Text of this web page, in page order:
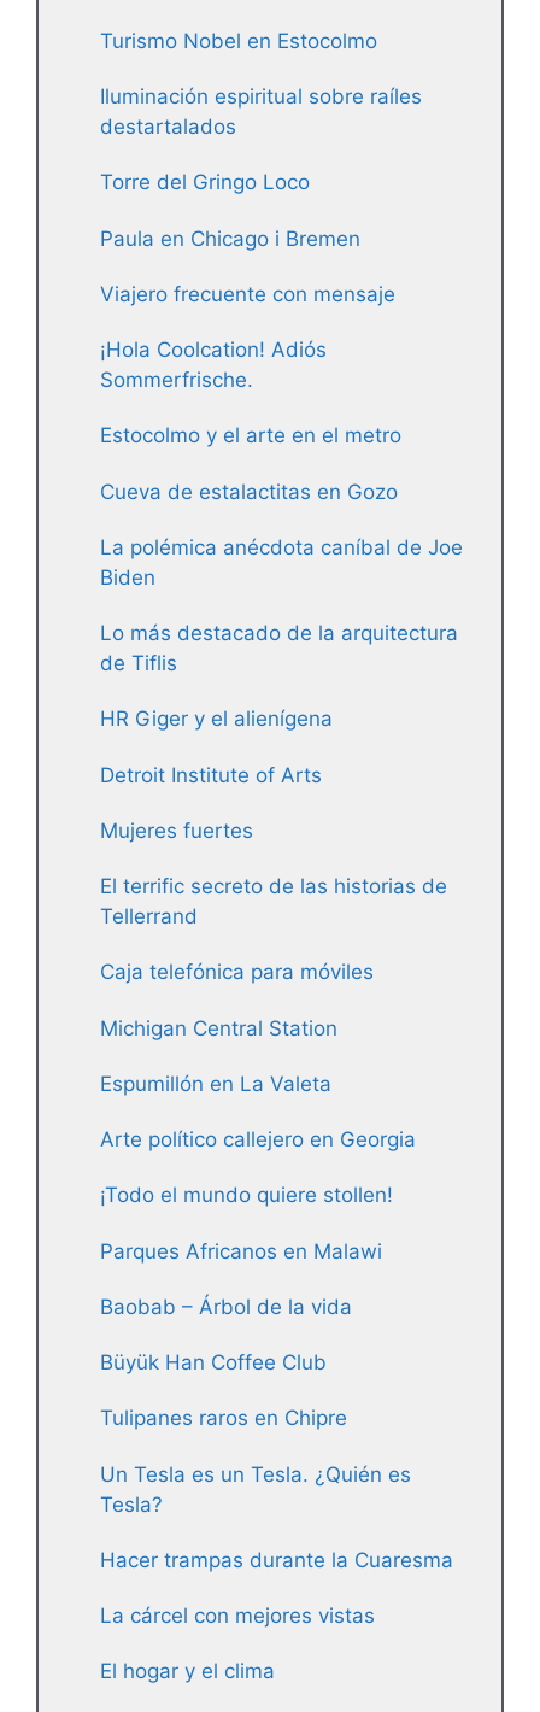
Turismo Nobel en Estocolmo
Iluminación espiritual sobre raíles
destartalados
Torre del Gringo Loco
Paula en Chicago i Bremen
Viajero frecuente con mensaje
¡Hola Coolcation! Adiós
Sommerfrische.
Estocolmo y el arte en el metro
Cueva de estalactitas en Gozo
La polémica anécdota caníbal de Joe
Biden
Lo más destacado de la arquitectura
de Tiflis
HR Giger y el alienígena
Detroit Institute of Arts
Mujeres fuertes
El terrific secreto de las historias de
Tellerrand
Caja telefónica para móviles
Michigan Central Station
Espumillón en La Valeta
Arte político callejero en Georgia
¡Todo el mundo quiere stollen!
Parques Africanos en Malawi
Baobab – Árbol de la vida
Büyük Han Coffee Club
Tulipanes raros en Chipre
Un Tesla es un Tesla. ¿Quién es
Tesla?
Hacer trampas durante la Cuaresma
La cárcel con mejores vistas
El hogar y el clima